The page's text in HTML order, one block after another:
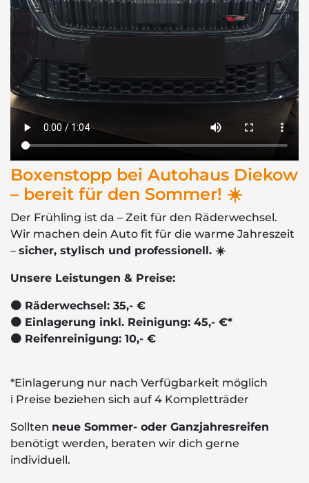
Boxenstopp bei Autohaus Diekow
– bereit für den Sommer! ☀️
Der Frühling ist da – Zeit für den Räderwechsel.
Wir machen dein Auto fit für die warme Jahreszeit
– sicher, stylisch und professionell. ☀️
Unsere Leistungen & Preise:
🟠 Räderwechsel: 35,- €
🟠 Einlagerung inkl. Reinigung: 45,- €*
🟠 Reifenreinigung: 10,- €
*Einlagerung nur nach Verfügbarkeit möglich
ℹ Preise beziehen sich auf 4 Kompletträder
Sollten neue Sommer- oder Ganzjahresreifen
benötigt werden, beraten wir dich gerne
individuell.